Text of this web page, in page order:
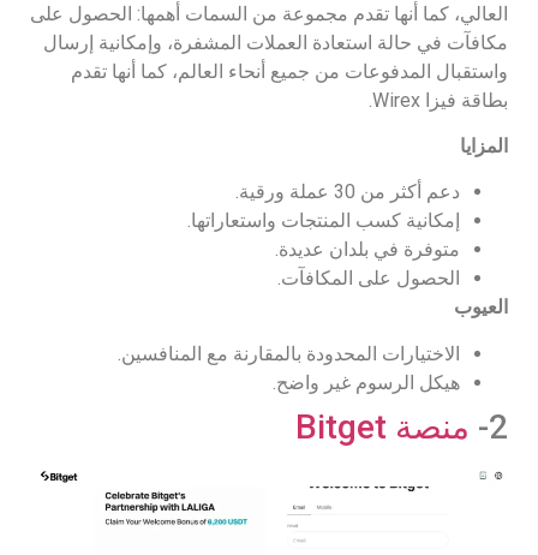
العالي، كما أنها تقدم مجموعة من السمات أهمها: الحصول على
مكافآت في حالة استعادة العملات المشفرة، وإمكانية إرسال
واستقبال المدفوعات من جميع أنحاء العالم، كما أنها تقدم
بطاقة فيزا Wirex.
المزايا
دعم أكثر من 30 عملة ورقية.
إمكانية كسب المنتجات واستعاراتها.
متوفرة في بلدان عديدة.
الحصول على المكافآت.
العيوب
الاختيارات المحدودة بالمقارنة مع المنافسين.
هيكل الرسوم غير واضح.
2- منصة Bitget